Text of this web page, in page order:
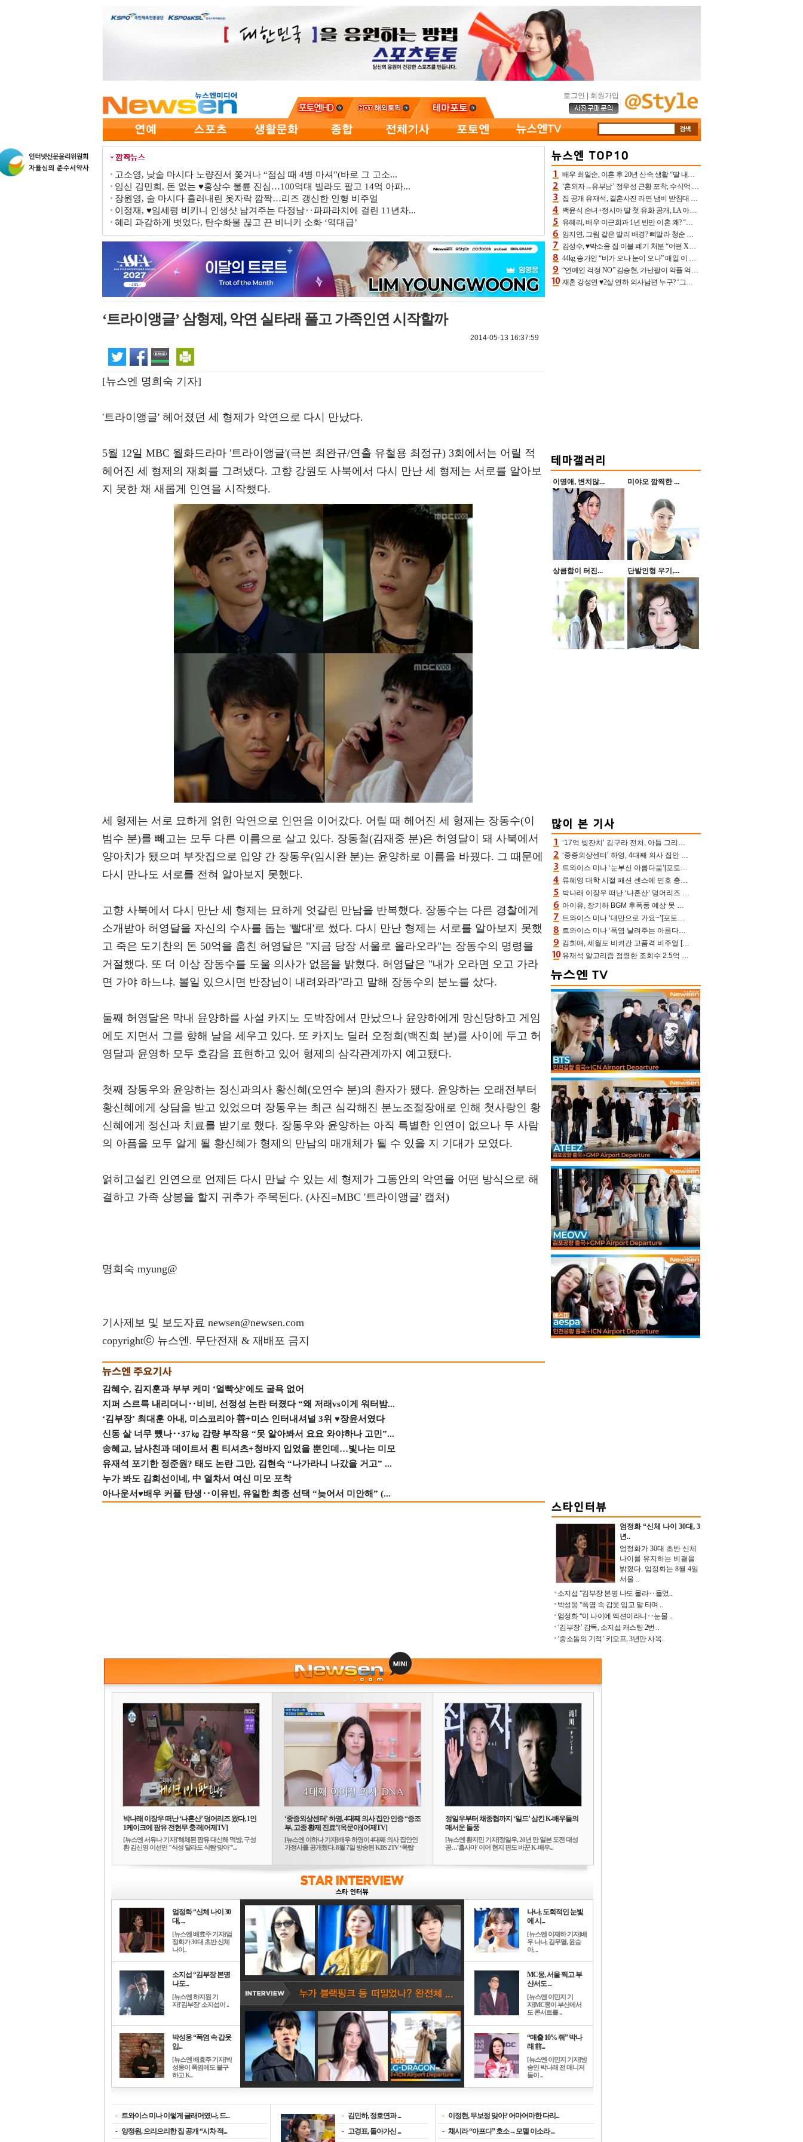
로그인 회원가입
고소영, 낮술 마시다 노량진서 쫓겨나 “점심 때 4병 마셔”(바로 그 고소...
임신 김민희, 돈 없는 ♥홍상수 불륜 진심…100억대 빌라도 팔고 14억 아파...
장원영, 술 마시다 흘러내린 옷자락 깜짝…리즈 갱신한 인형 비주얼
이정재, ♥임세령 비키니 인생샷 남겨주는 다정남‥파파라치에 걸린 11년차...
혜리 과감하게 벗었다, 탄수화물 끊고 끈 비니키 소화 ‘역대급’
‘트라이앵글’ 삼형제, 악연 실타래 풀고 가족인연 시작할까
2014-05-13 16:37:59
[뉴스엔 명희숙 기자]
'트라이앵글' 헤어졌던 세 형제가 악연으로 다시 만났다.
5월 12일 MBC 월화드라마 '트라이앵글'(극본 최완규/연출 유철용 최정규) 3회에서는 어릴 적
헤어진 세 형제의 재회를 그려냈다. 고향 강원도 사북에서 다시 만난 세 형제는 서로를 알아보
지 못한 채 새롭게 인연을 시작했다.
세 형제는 서로 묘하게 얽힌 악연으로 인연을 이어갔다. 어릴 때 헤어진 세 형제는 장동수(이
범수 분)를 빼고는 모두 다른 이름으로 살고 있다. 장동철(김재중 분)은 허영달이 돼 사북에서
양아치가 됐으며 부잣집으로 입양 간 장동우(임시완 분)는 윤양하로 이름을 바꿨다. 그 때문에
다시 만나도 서로를 전혀 알아보지 못했다.
고향 사북에서 다시 만난 세 형제는 묘하게 엇갈린 만남을 반복했다. 장동수는 다른 경찰에게
소개받아 허영달을 자신의 수사를 돕는 '빨대'로 썼다. 다시 만난 형제는 서로를 알아보지 못했
고 죽은 도기찬의 돈 50억을 훔친 허영달은 "지금 당장 서울로 올라오라"는 장동수의 명령을
거절했다. 또 더 이상 장동수를 도울 의사가 없음을 밝혔다. 허영달은 "내가 오라면 오고 가라
면 가야 하느냐. 볼일 있으시면 반장님이 내려와라"라고 말해 장동수의 분노를 샀다.
둘째 허영달은 막내 윤양하를 사설 카지노 도박장에서 만났으나 윤양하에게 망신당하고 게임
에도 지면서 그를 향해 날을 세우고 있다. 또 카지노 딜러 오정희(백진희 분)를 사이에 두고 허
영달과 윤영하 모두 호감을 표현하고 있어 형제의 삼각관계까지 예고됐다.
첫째 장동우와 윤양하는 정신과의사 황신혜(오연수 분)의 환자가 됐다. 윤양하는 오래전부터
황신혜에게 상담을 받고 있었으며 장동우는 최근 심각해진 분노조절장애로 인해 첫사랑인 황
신혜에게 정신과 치료를 받기로 했다. 장동우와 윤양하는 아직 특별한 인연이 없으나 두 사람
의 아픔을 모두 알게 될 황신혜가 형제의 만남의 매개체가 될 수 있을 지 기대가 모였다.
얽히고설킨 인연으로 언제든 다시 만날 수 있는 세 형제가 그동안의 악연을 어떤 방식으로 해
결하고 가족 상봉을 할지 귀추가 주목된다. (사진=MBC '트라이앵글' 캡처)
명희숙 myung@
기사제보 및 보도자료 newsen@newsen.com
copyrightⓒ 뉴스엔. 무단전재 & 재배포 금지
김혜수, 김지훈과 부부 케미 ‘얼빡샷’에도 굴욕 없어
지퍼 스르륵 내리더니‥비비, 선정성 논란 터졌다 “왜 저래vs이게 워터밤...
‘김부장’ 최대훈 아내, 미스코리아 善+미스 인터내셔널 3위 ♥장윤서였다
신동 살 너무 뺐나‥37㎏ 감량 부작용 “못 알아봐서 요요 와야하나 고민”...
송혜교, 남사친과 데이트서 흰 티셔츠+청바지 입었을 뿐인데…빛나는 미모
유재석 포기한 정준원? 태도 논란 그만, 김현숙 “나가라니 나갔을 거고” ...
누가 봐도 김희선이네, 中 열차서 여신 미모 포착
아나운서♥배우 커플 탄생‥이유빈, 유일한 최종 선택 “늦어서 미안해” (...
배우 최일순, 이혼 후 20년 산속 생활 “딸 내가 버렸다고 원망‥맘 아파”(특종)[어제TV]
‘혼외자→유부남’ 정우성 근황 포착, 수식억 해킹 피해 후배 만났다 “존경하는”
집 공개 유재석, 결혼사진 라면 냄비 받침대 되고 분노‥가족사진도 피해(놀뭐)[어제TV]
백윤식 손녀+정시아 딸 첫 유화 공개, LA 아트쇼→서울국제조각페스타 작가다운 수준급 실력
유혜리, 배우 이근희과 1년 반만 이혼 왜? “식칼 꽂고 의자 던져” 충격 폭로(특종)[어제TV]
임지연, 그림 같은 발리 배경? 뼈말라 청순 비키니 핏에 상대 안 되네
김성수, ♥박소윤 집 이불 폐기 처분 “어떤 X이랑 썼을지 몰라” 질투(신랑수업2)[어제TV]
44kg 송가인 “비가 오나 눈이 오나” 매일 이 운동, 허벅지 근육량 상승+체지방 감소
“연예인 걱정 NO” 김승현, 가난팔이 악플 억울할만‥아내+딸과 日 여행
재혼 강성연 ♥2살 연하 의사남편 누구? ‘그알’ 자문의에 훈남 비주얼 초엘리트 스펙 [종합]
이영애, 변치않... 미야오 깜찍한 ...
상큼함이 터진... 단발인형 우기,...
‘17억 빚잔치’ 김구라 전처, 아들 그리는 “나 뿐인데” 친엄마 챙기는 효심 눈길
‘중증외상센터’ 하영, 4대째 의사 집안 인증 “증조부, 고종 황제 진료”(옥문아)[어제TV]
트와이스 미나 ‘눈부신 아름다움’[포토엔HD]
류혜영 대학 시절 패션 센스에 민호 충격 “레몬색 레깅스에 다리 없는 줄”(나혼산)
박나래 이장우 떠난 ‘나혼산’ 덩어리즈 왔다, 1인 1케이크에 팜유 전현무 충격[어제TV]
아이유, 장기하 BGM 후폭풍 예상 못 했나‥삭제 오보→윤가이까지 엮여 시끌
트와이스 미나 ‘대만으로 가요~’[포토엔HD]
트와이스 미나 ‘폭염 날려주는 아름다움’[포토엔HD]
김희애, 세월도 비켜간 고품격 비주얼 [포토엔HD]
유재석 알고리즘 점령한 조회수 2.5억 신박한 다비치, 강민경 덩달아 긴장(해투)
엄정화 “신체 나이 30대, 3
년..
엄정화가 30대 초반 신체
나이를 유지하는 비결을
밝혔다. 엄정화는 8월 4일
서울 ..
소지섭 “김부장 본명 나도 몰라‥들었..
박성웅 “폭염 속 갑옷 입고 말 타며 ..
엄정화 “이 나이에 액션이라니‥눈물 ..
‘김부장’ 감독, 소지섭 캐스팅 2번 ..
‘중소돌의 기적’ 키오프, 3년만 사옥..
박나래 이장우 떠난 ‘나혼산’ 덩어리즈 왔다, 1인
1케이크에 팜유 전현무 충격[어제TV]
[뉴스엔 서유나 기자]'해체된 팜유 대신해 먹방, 구성
환 김신영 이선민 "식성 달라도 식탐 맞아"'...
‘중증외상센터’ 하영, 4대째 의사 집안 인증 “증조
부, 고종 황제 진료”(옥문아)[어제TV]
[뉴스엔 이하나 기자]배우 하영이 4대째 의사 집안인
가정사를 공개했다. 8월 7일 방송된 KBS 2TV ‘옥탑
정일우부터 채종협까지 ‘일드’ 삼킨 K-배우들의
매서운 돌풍
[뉴스엔 황지민 기자]정일우, 20년 만 일본 도전 대성
공…'횹사마' 이어 현지 판도 바꾼 K-배우...
엄정화 “신체 나이 30
대, ...
[뉴스엔 배효주 기자]엄
정화가 30대 초반 신체
나이..
소지섭 “김부장 본명
나도...
[뉴스엔 하지원 기
자]'김부장' 소지섭이 ..
박성웅 “폭염 속 갑옷
입...
[뉴스엔 배효주 기자]박
성웅이 폭염에도 불구
하고 K..
나나, 도회적인 눈빛
에 시...
[뉴스엔 이재하 기자]배
우 나나, 김무열, 윤승
아, ..
MC몽, 서울 찍고 부
산서도 ...
[뉴스엔 이민지 기
자]MC몽이 부산에서
도 콘서트를 ..
“매출 10% 줘” 박나
래 前...
[뉴스엔 이민지 기자]방
송인 박나래 전 매니저
들이 ..
- 트와이스 미나 이렇게 글래머였나, 드...
- 양정원, 으리으리한 집 공개 “시차 적...
- 김민하, 정호연과 ...
- 고경표, 돌아가신 ...
- 이정현, 무보정 맞아? 어마어마한 다리...
- 채시라 “아프다” 호소→모델 이소라 ...